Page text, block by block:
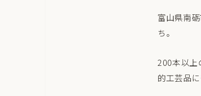
富山県南
ち。
200本以上
的工芸品に